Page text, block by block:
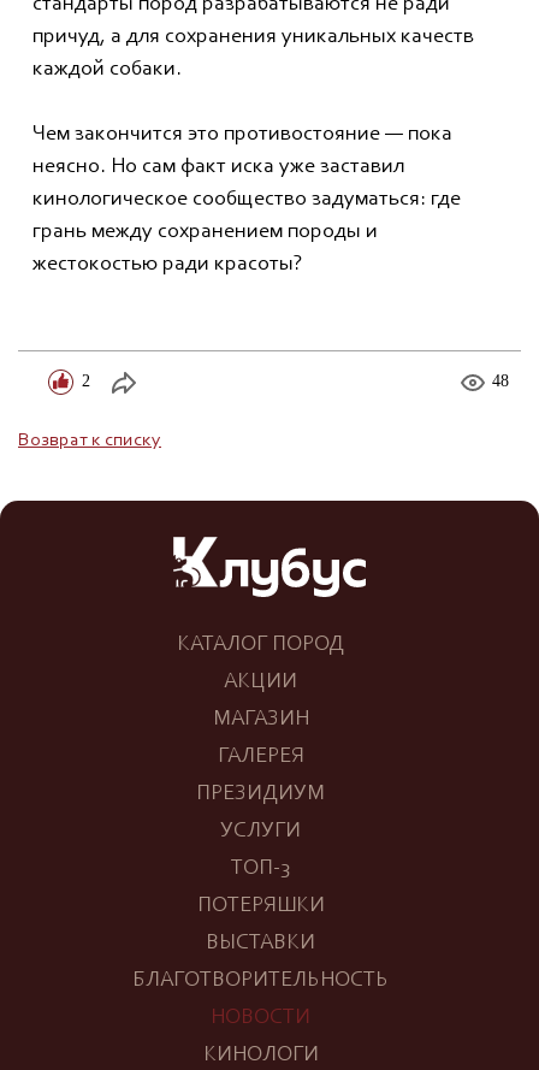
стандарты пород разрабатываются не ради
причуд, а для сохранения уникальных качеств
каждой собаки.
Чем закончится это противостояние — пока
неясно. Но сам факт иска уже заставил
кинологическое сообщество задуматься: где
грань между сохранением породы и
жестокостью ради красоты?
2 48
Возврат к списку
КАТАЛОГ ПОРОД
АКЦИИ
МАГАЗИН
ГАЛЕРЕЯ
ПРЕЗИДИУМ
УСЛУГИ
ТОП-3
ПОТЕРЯШКИ
ВЫСТАВКИ
БЛАГОТВОРИТЕЛЬНОСТЬ
НОВОСТИ
КИНОЛОГИ